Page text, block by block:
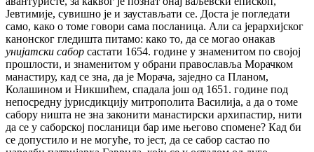
Јевтимије, сувишно је и заустављати се. Доста је погледати
само, како о томе говори сама посланица. Али са јерархијског
канонског гледишта питамо: како то, да се могао онакав
унијатски сабор састати 1654. године у знаменитом по својој
прошлости, и знаменитом у обрани православља Морачком
манастиру, кад се зна, да је Морача, заједно са Планом,
Колашином и Никшићем, спадала још од 1651. године под
непосредну јурисдикцију митрополита Василија, а да о томе
сабору ништа не зна законити манастирски архипастир, нити
да се у саборској посланици бар име његово спомене? Кад би
се допустило и не могуће, то јест, да се сабор састао по